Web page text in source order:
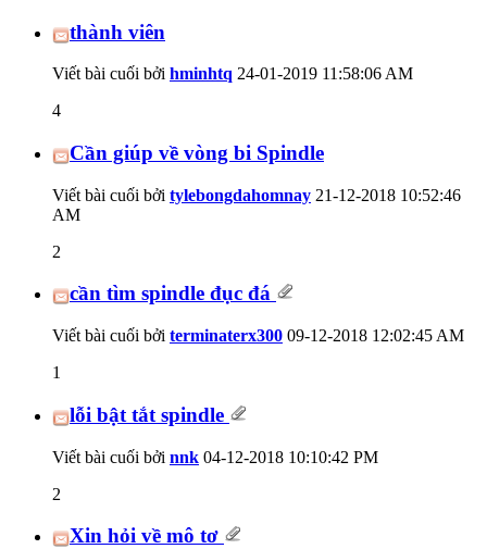
thành viên
Viết bài cuối bởi hminhtq 24-01-2019 11:58:06 AM
4
Cần giúp về vòng bi Spindle
Viết bài cuối bởi tylebongdahomnay 21-12-2018 10:52:46
AM
2
cần tìm spindle đục đá
Viết bài cuối bởi terminaterx300 09-12-2018 12:02:45 AM
1
lỗi bật tắt spindle
Viết bài cuối bởi nnk 04-12-2018 10:10:42 PM
2
Xin hỏi về mô tơ